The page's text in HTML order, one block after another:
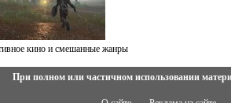
кино и смешанные жанры
При полном или частичном использовании